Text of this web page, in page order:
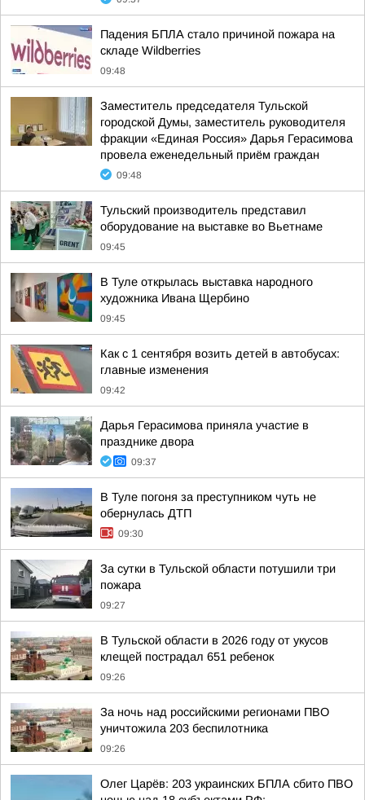
Падения БПЛА стало причиной пожара на
складе Wildberries
09:48
Заместитель председателя Тульской
городской Думы, заместитель руководителя
фракции «Единая Россия» Дарья Герасимова
провела еженедельный приём граждан
09:48
Тульский производитель представил
оборудование на выставке во Вьетнаме
09:45
В Туле открылась выставка народного
художника Ивана Щербино
09:45
Как с 1 сентября возить детей в автобусах:
главные изменения
09:42
Дарья Герасимова приняла участие в
празднике двора
09:37
В Туле погоня за преступником чуть не
обернулась ДТП
09:30
За сутки в Тульской области потушили три
пожара
09:27
В Тульской области в 2026 году от укусов
клещей пострадал 651 ребенок
09:26
За ночь над российскими регионами ПВО
уничтожила 203 беспилотника
09:26
Олег Царёв: 203 украинских БПЛА сбито ПВО